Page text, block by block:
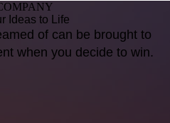
Ideas to Life
of can be brought to
when you decide to win.